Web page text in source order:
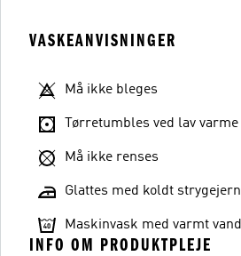
VASKEANVISNINGER
Må ikke bleges
Tørretumbles ved lav varme
Må ikke renses
Glattes med koldt strygejern
Maskinvask med varmt vand
INFO OM PRODUKTPLEJE